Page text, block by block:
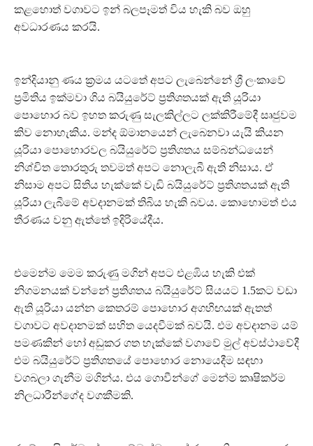
කළහොත් වගාවට ඉන් බලපෑමත් විය හැකි බව ඔහු
අවධාරණය කරයි.
ඉන්දියානු ණය ක්‍රමය යටතේ අපට ලැබෙන්නේ ශ්‍රී ලංකාවේ
ප්‍රමිතිය ඉක්මවා ගිය බයියුරේට් ප්‍රතිශතයක් ඇති යූරියා
පොහොර බව ඉහත කරුණු සැලකිල්ලට ලක්කිරීමේදී සෘජුවම
කිව නොහැකිය. මන්ද ඕමානයෙන් ලැබෙනවා යැයි කියන
යූරියා පොහොරවල බයියුරේට් ප්‍රතිශතය සම්බන්ධයෙන්
නිශ්චිත තොරතුරු තවමත් අපට නොලැබී ඇති නිසාය. ඒ
නිසාම අපට සිතිය හැක්කේ වැඩි බයියුරේට් ප්‍රතිශතයක් ඇති
යූරියා ලැබීමේ අවදානමක් තිබිය හැකි බවය. කොහොමත් එය
තීරණය වනු ඇත්තේ ඉදිරියේදීය.
එමෙන්ම මෙම කරුණු මගින් අපට එළඹිය හැකි එක්
නිගමනයක් වන්නේ ප්‍රතිශතය බයියුරේට් සියයට 1.5කට වඩා
ඇති යූරියා යන්න කෙතරම් පොහොර අගහිඟයක් ඇතත්
වගාවට අවදානමක් සහිත යෙදවීමක් බවයි. එම අවදානම යම්
පමණකින් හෝ අඩුකර ගත හැක්කේ වගාවේ මුල් අවස්ථාවේදී
එම බයියුරේට් ප්‍රතිශතයේ පොහොර නොයෙදීම සඳහා
වගබලා ගැනීම මගින්ය. එය ගොවීන්ගේ මෙන්ම කෘෂිකර්ම
නිලධාරීන්ගේද වගකීමකි.